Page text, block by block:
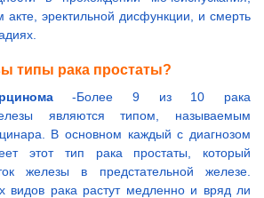
эректильной дисфункции, и смерть
типы рака простаты?
-Более 9 из 10 рака
являются типом, называемым
В основном каждый с диагнозом
этот тип рака простаты, который
железы в предстательной железе.
видов рака растут медленно и вряд ли